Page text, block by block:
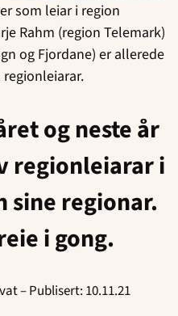
som leiar i region
Rahm (region Telemark)
og Fjordane) er allerede
og neste år
regionleiarar i
sine regionar.
i gong.
– Publisert: 10.11.21